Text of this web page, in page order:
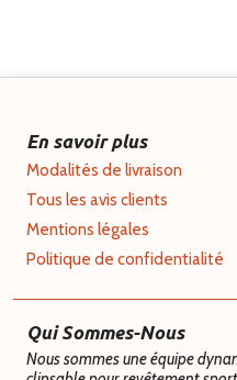
En savoir plus
Modalités de livraison
Tous les avis clients
Mentions légales
Politique de confidentialité
Qui Sommes-Nous
Nous sommes une équipe